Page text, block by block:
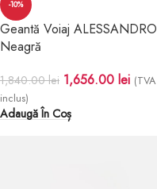
-10%
Geantă Voiaj ALESSANDRO
Neagră
1,840.00lei 1,656.00 lei (TVA
inclus)
Adaugă În Coș